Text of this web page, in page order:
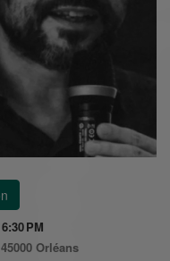
6:30 PM
Orléans